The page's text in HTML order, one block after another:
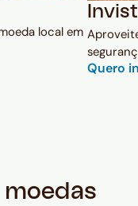
local em
Quero
moedas